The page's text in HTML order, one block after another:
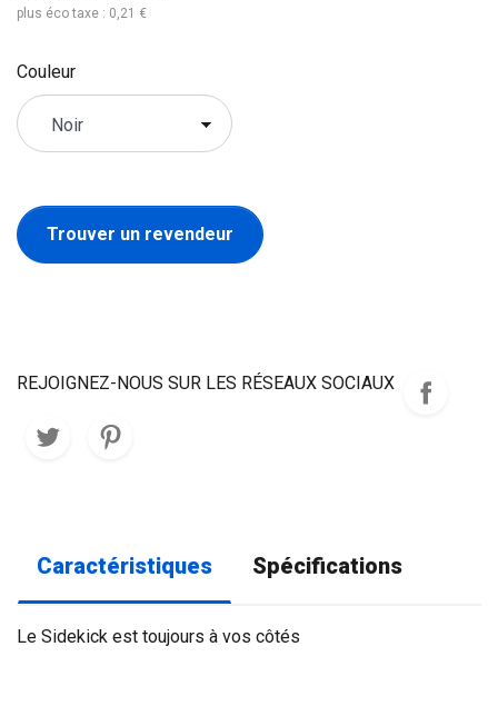
plus éco taxe : 0,21 €
Couleur
Trouver un revendeur
REJOIGNEZ-NOUS SUR LES RÉSEAUX SOCIAUX
Caractéristiques Spécifications
Le Sidekick est toujours à vos côtés